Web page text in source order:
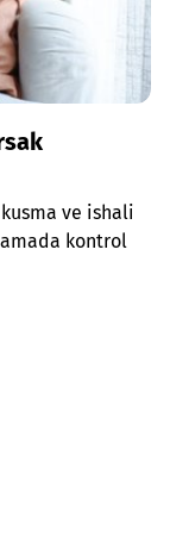
ve ishali
kontrol